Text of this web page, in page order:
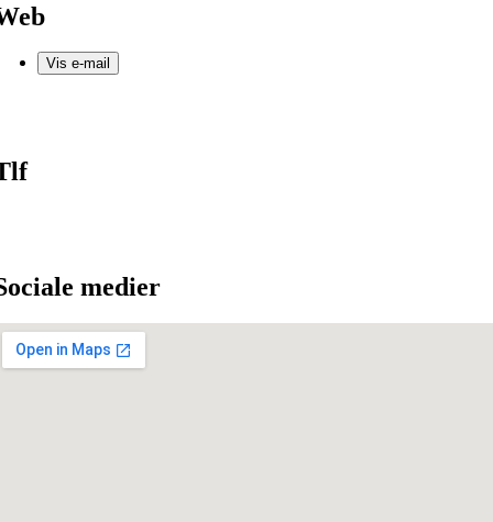
Vis e-mail
medier